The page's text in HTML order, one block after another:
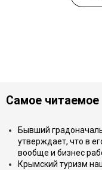
Самое читаемое
Бывший
утверждает, что в
вообще и бизнес
Крымский туризм